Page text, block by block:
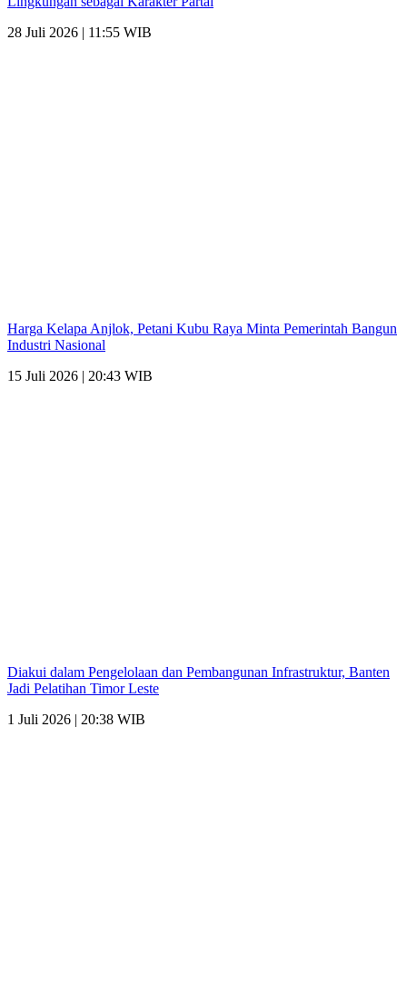
28 Juli 2026 | 11:55 WIB
Harga Kelapa Anjlok, Petani Kubu Raya Minta Pemerintah Bangun
Industri Nasional
15 Juli 2026 | 20:43 WIB
Diakui dalam Pengelolaan dan Pembangunan Infrastruktur, Banten
Jadi Pelatihan Timor Leste
1 Juli 2026 | 20:38 WIB